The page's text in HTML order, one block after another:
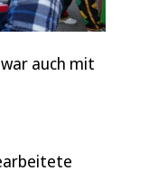
auch mit